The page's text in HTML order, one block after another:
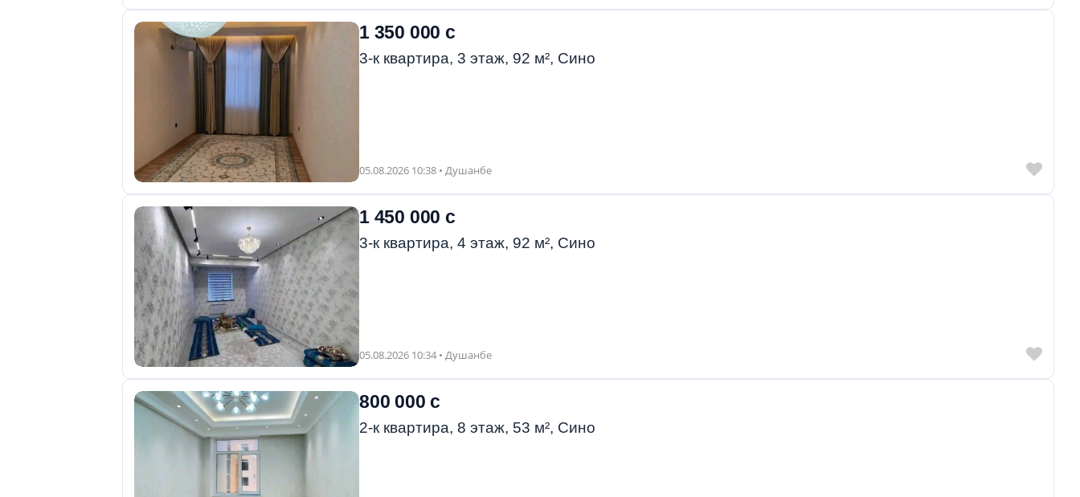
1 350 000 с
3-к квартира, 3 этаж, 92 м², Сино
05.08.2026 10:38 • Душанбе
1 450 000 с
3-к квартира, 4 этаж, 92 м², Сино
05.08.2026 10:34 • Душанбе
800 000 с
2-к квартира, 8 этаж, 53 м², Сино